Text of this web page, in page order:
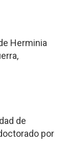
Herminia
de
por